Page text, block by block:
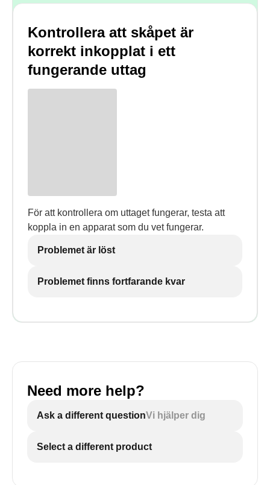
Kontrollera att skåpet är
korrekt inkopplat i ett
fungerande uttag
För att kontrollera om uttaget fungerar, testa att
koppla in en apparat som du vet fungerar.
Problemet är löst
Problemet finns fortfarande kvar
Need more help?
Ask a different questionVi hjälper dig
Select a different product